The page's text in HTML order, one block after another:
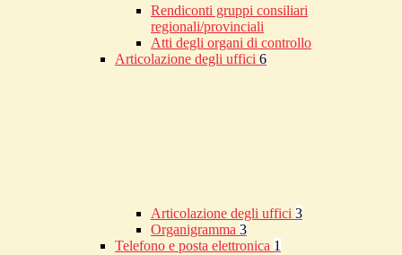
Rendiconti gruppi consiliari
regionali/provinciali
Atti degli organi di controllo
Articolazione degli uffici 6
Articolazione degli uffici 3
Organigramma 3
Telefono e posta elettronica 1